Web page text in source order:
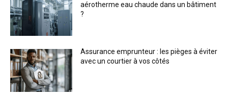
aérotherme eau chaude dans un bâtiment
?
Assurance emprunteur : les pièges à éviter
avec un courtier à vos côtés